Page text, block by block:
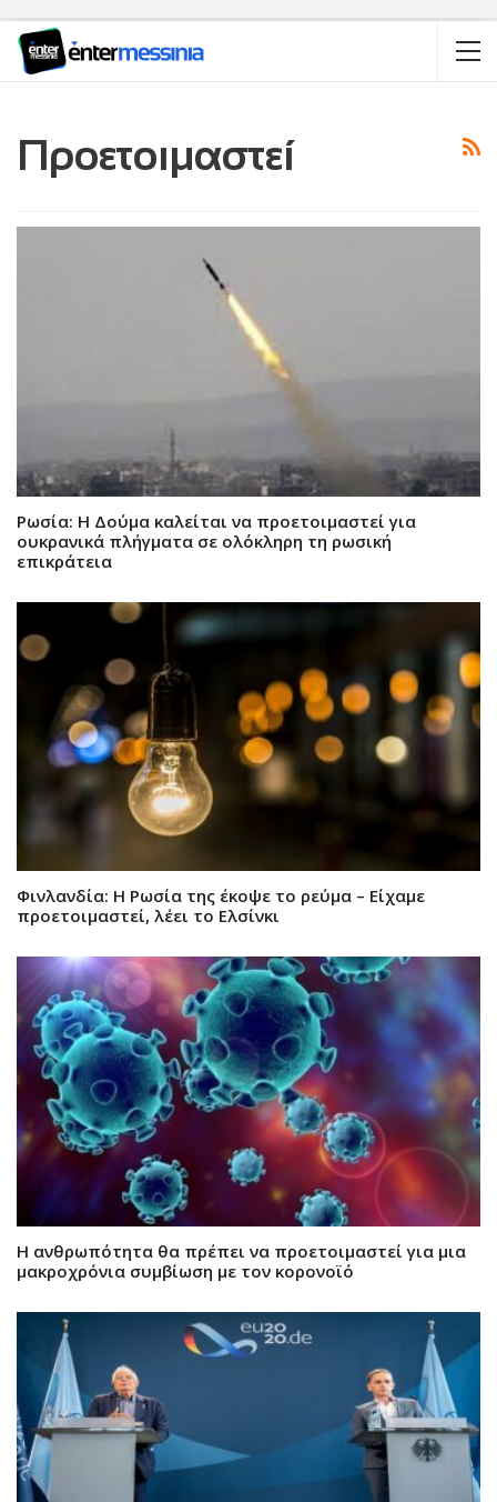
Προετοιμαστεί
Ρωσία: Η Δούμα καλείται να προετοιμαστεί για
ουκρανικά πλήγματα σε ολόκληρη τη ρωσική
επικράτεια
Φινλανδία: Η Ρωσία της έκοψε το ρεύμα – Είχαμε
προετοιμαστεί, λέει το Ελσίνκι
Η ανθρωπότητα θα πρέπει να προετοιμαστεί για μια
μακροχρόνια συμβίωση με τον κορονοϊό